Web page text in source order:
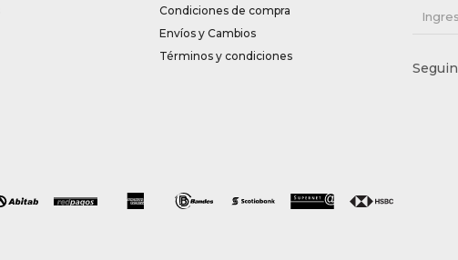
Condiciones de compra
Envíos y Cambios
Términos y condiciones